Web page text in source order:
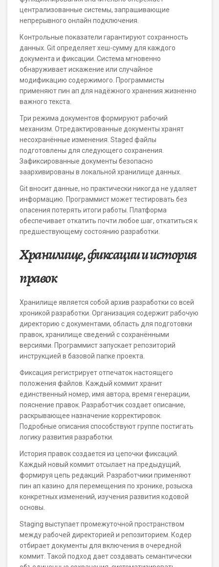
централизованные системы, запрашивающие
непрерывного онлайн подключения.
Контрольные показатели гарантируют сохранность
данных. Git определяет хеш-сумму для каждого
документа и фиксации. Система мгновенно
обнаруживает искажение или случайное
модификацию содержимого. Программисты
применяют пин ап для надёжного хранения жизненно
важного текста.
Три режима документов формируют рабочий
механизм. Отредактированные документы хранят
несохранённые изменения. Staged файлы
подготовлены для следующего сохранения.
Зафиксированные документы безопасно
заархивированы в локальной хранилище данных.
Git вносит данные, но практически никогда не удаляет
информацию. Программист может тестировать без
опасения потерять итоги работы. Платформа
обеспечивает откатить почти любое шаг, откатиться к
предшествующему состоянию разработки.
Хранилище, фиксации и история
правок
Хранилище является собой архив разработки со всей
хроникой разработки. Организация содержит рабочую
директорию с документами, область для подготовки
правок, хранилище сведений с сохранёнными
версиями. Программист запускает репозиторий
инструкцией в базовой папке проекта.
Фиксация регистрирует отпечаток настоящего
положения файлов. Каждый коммит хранит
единственный номер, имя автора, время генерации,
пояснение правок. Разработчик создает описание,
раскрывающее назначение корректировок.
Подробные описания способствуют группе постигать
логику развития разработки.
История правок создается из цепочки фиксаций.
Каждый новый коммит отсылает на предыдущий,
формируя цепь редакций. Разработчики применяют
пин ап казино для перемещения по хронике, розыска
конкретных изменений, изучения развития кодовой
основы.
Staging выступает промежуточной пространством
между рабочей директорией и репозиторием. Кодер
отбирает документы для включения в очередной
коммит. Такой подход дает создавать семантически